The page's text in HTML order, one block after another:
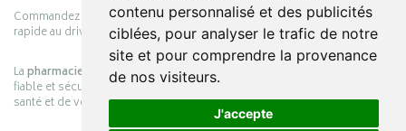
contenu personnalisé et des publicités
ciblées, pour analyser le trafic de notre
site et pour comprendre la provenance
de nos visiteurs.
J'accepte
Commandez simplement vos produits en ligne et choisissez le retrait
rapide au drive ou la livraison à domicile, en toute simplicité.
Lapharmacie Cayeuxs’engage à vous offrir une expérience pratique,
fiable et sécurisée, en officine comme en ligne, au service de votre
santé et de votre bien-être.